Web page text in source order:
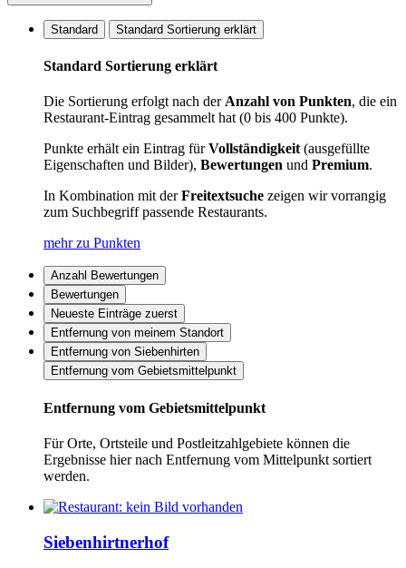
Standard Standard Sortierung erklärt
Standard Sortierung erklärt
Die Sortierung erfolgt nach derAnzahl von Punkten, die ein
Restaurant-Eintrag gesammelt hat (0 bis 400 Punkte).
Punkte erhält ein Eintrag fürVollständigkeit(ausgefüllte
Eigenschaften und Bilder), Bewertungen und Premium.
In Kombination mit derFreitextsuche zeigen wir vorrangig
zum Suchbegriff passende Restaurants.
mehr zu Punkten
Anzahl Bewertungen
Bewertungen
Neueste Einträge zuerst
Entfernung von meinem Standort
Entfernung von Siebenhirten
Entfernung vom Gebietsmittelpunkt
Entfernung vom Gebietsmittelpunkt
Für Orte, Ortsteile und Postleitzahlgebiete können die
Ergebnisse hier nach Entfernung vom Mittelpunkt sortiert
werden.
Siebenhirtnerhof